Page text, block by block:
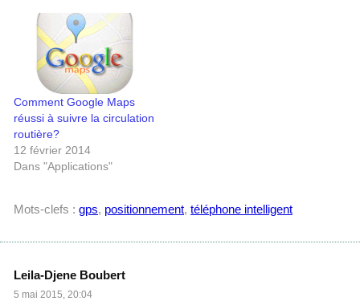
Comment Google Maps
réussi à suivre la circulation
routière?
12 février 2014
Dans "Applications"
Mots-clefs : gps, positionnement, téléphone intelligent
Leila-Djene Boubert
5 mai 2015, 20:04